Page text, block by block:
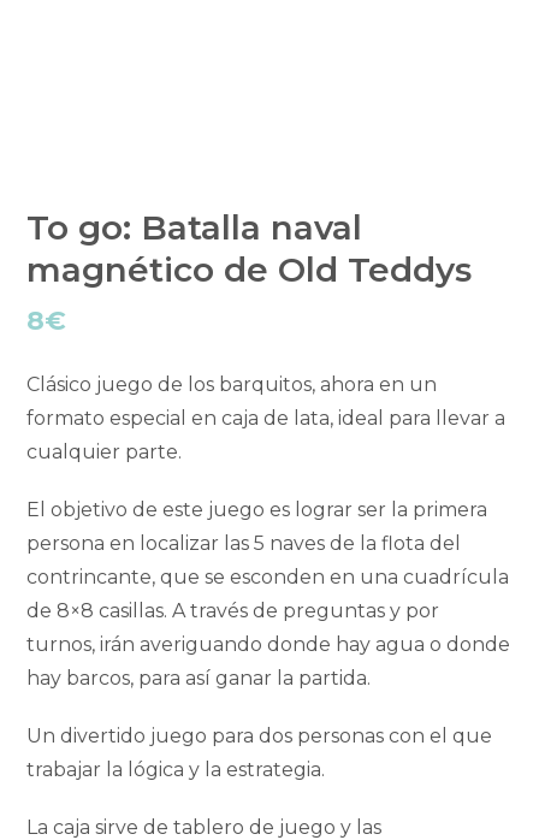
To go: Batalla naval
magnético de Old Teddys
8€
Clásico juego de los barquitos, ahora en un
formato especial en caja de lata, ideal para llevar a
cualquier parte.
El objetivo de este juego es lograr ser la primera
persona en localizar las 5 naves de la flota del
contrincante, que se esconden en una cuadrícula
de 8×8 casillas. A través de preguntas y por
turnos, irán averiguando donde hay agua o donde
hay barcos, para así ganar la partida.
Un divertido juego para dos personas con el que
trabajar la lógica y la estrategia.
La caja sirve de tablero de juego y las